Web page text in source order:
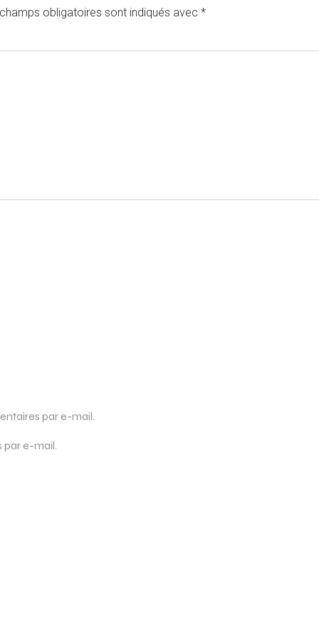
obligatoires sont indiqués avec *
par e-mail.
par e-mail.